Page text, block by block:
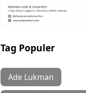
Tag Populer
Ade Lukman